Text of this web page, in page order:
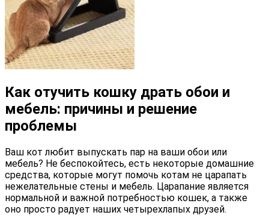
Как отучить кошку драть обои и
мебель: причины и решение
проблемы
Ваш кот любит выпускать пар на ваши обои или
мебель? Не беспокойтесь, есть некоторые домашние
средства, которые могут помочь котам не царапать
нежелательные стены и мебель. Царапание является
нормальной и важной потребностью кошек, а также
оно просто радует наших четырехлапых друзей.